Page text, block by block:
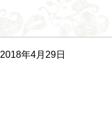
2018年4月29日